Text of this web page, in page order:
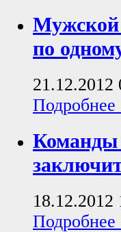
Мужской
по
21.12.2012
Подробнее
18.12.2012
Подробнее